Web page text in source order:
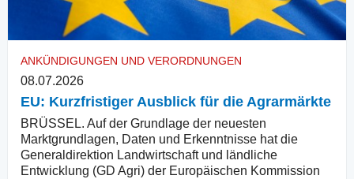
ANKÜNDIGUNGEN UND VERORDNUNGEN
08.07.2026
EU: Kurzfristiger Ausblick für die Agrarmärkte
BRÜSSEL. Auf der Grundlage der neuesten
Marktgrundlagen, Daten und Erkenntnisse hat die
Generaldirektion Landwirtschaft und ländliche
Entwicklung (GD Agri) der Europäischen Kommission